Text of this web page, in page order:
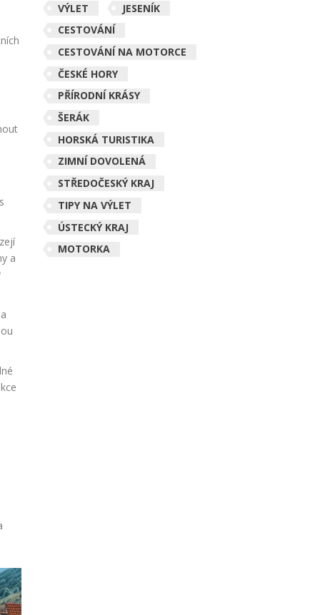
a
VÝLET
JESENÍK
CESTOVÁNÍ
CESTOVÁNÍ NA MOTORCE
ČESKÉ HORY
PŘÍRODNÍ KRÁSY
ŠERÁK
HORSKÁ TURISTIKA
ZIMNÍ DOVOLENÁ
STŘEDOČESKÝ KRAJ
TIPY NA VÝLET
ÚSTECKÝ KRAJ
MOTORKA